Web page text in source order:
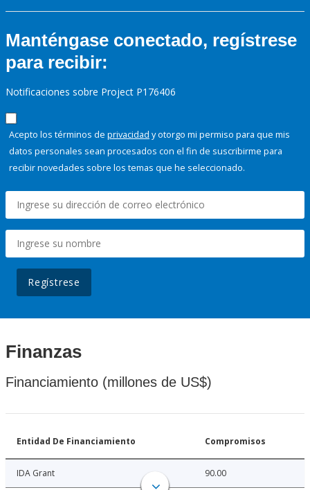
Manténgase conectado, regístrese
para recibir:
Notificaciones sobre Project P176406
Acepto los términos de privacidad y otorgo mi permiso para que mis
datos personales sean procesados con el fin de suscribirme para
recibir novedades sobre los temas que he seleccionado.
Regístrese
Finanzas
Financiamiento (millones de US$)
Entidad De Financiamiento Compromisos
IDA Grant 90.00